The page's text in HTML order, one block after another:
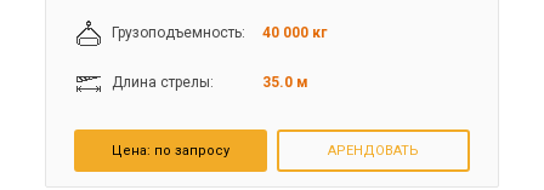
Грузоподъемность: 40 000 кг
Длина стрелы: 35.0 м
Цена: по запросу АРЕНДОВАТЬ